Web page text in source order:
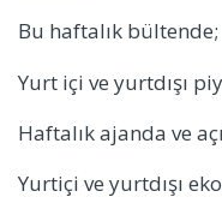
Bu haftalık bültende;
Yurt içi ve yurtdışı
Haftalık ajanda ve
Yurtiçi ve yurtdışı